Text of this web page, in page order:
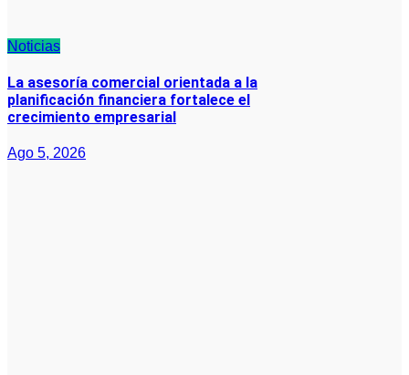
Noticias
La asesoría comercial orientada a la
planificación financiera fortalece el
crecimiento empresarial
Ago 5, 2026